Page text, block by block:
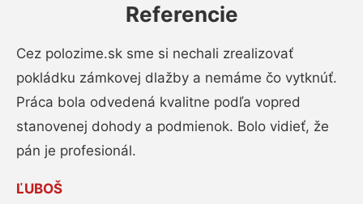
Referencie
Cez polozime.sk sme si nechali zrealizovať
pokládku zámkovej dlažby a nemáme čo vytknúť.
Práca bola odvedená kvalitne podľa vopred
stanovenej dohody a podmienok. Bolo vidieť, že
pán je profesionál.
ĽUBOŠ